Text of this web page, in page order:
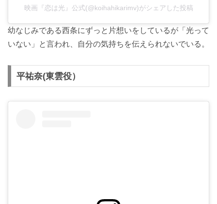
映画『恋は光』公式(@koihahikarimv)がシェアした投稿
幼なじみである西条にずっと片想いをしているが「光って
いない」と言われ、自分の気持ちを伝えられないでいる。
平祐奈(東雲役）